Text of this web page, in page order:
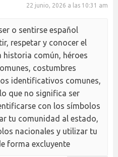
22 junio, 2026 a las 10:31 am
o sentirse español
respetar y conocer el
historia común, héroes
costumbres
identificativos comunes,
que no significa ser
con los símbolos
tu comunidad al estado,
nacionales y utilizar tu
forma excluyente